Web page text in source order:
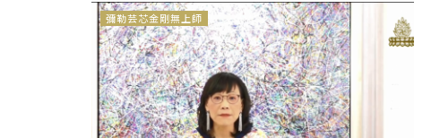
彌勒芸芯金剛無上師